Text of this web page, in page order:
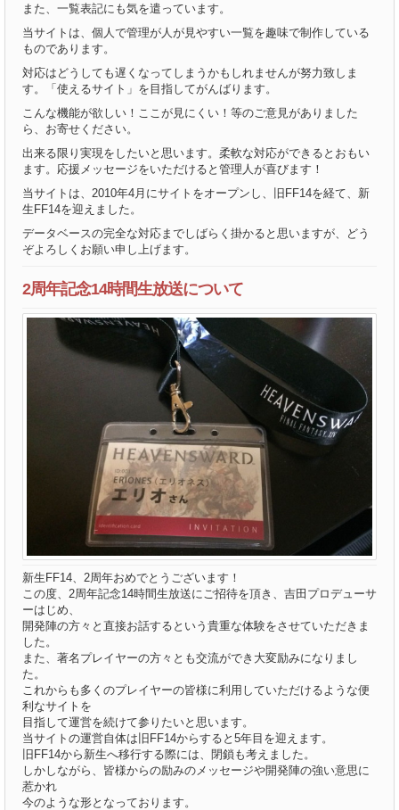
また、一覧表記にも気を遣っています。
当サイトは、個人で管理が人が見やすい一覧を趣味で制作している
ものであります。
対応はどうしても遅くなってしまうかもしれませんが努力致しま
す。「使えるサイト」を目指してがんばります。
こんな機能が欲しい！ここが見にくい！等のご意見がありました
ら、お寄せください。
出来る限り実現をしたいと思います。柔軟な対応ができるとおもい
ます。応援メッセージをいただけると管理人が喜びます！
当サイトは、2010年4月にサイトをオープンし、旧FF14を経て、新
生FF14を迎えました。
データベースの完全な対応までしばらく掛かると思いますが、どう
ぞよろしくお願い申し上げます。
2周年記念14時間生放送について
新生FF14、2周年おめでとうございます！
この度、2周年記念14時間生放送にご招待を頂き、吉田プロデューサ
ーはじめ、
開発陣の方々と直接お話するという貴重な体験をさせていただきま
した。
また、著名プレイヤーの方々とも交流ができ大変励みになりまし
た。
これからも多くのプレイヤーの皆様に利用していただけるような便
利なサイトを
目指して運営を続けて参りたいと思います。
当サイトの運営自体は旧FF14からすると5年目を迎えます。
旧FF14から新生へ移行する際には、閉鎖も考えました。
しかしながら、皆様からの励みのメッセージや開発陣の強い意思に
惹かれ
今のような形となっております。